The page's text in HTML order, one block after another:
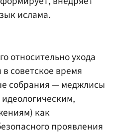
ислама.
относительно ухода
советское время
собрания — меджлисы
как
проявления